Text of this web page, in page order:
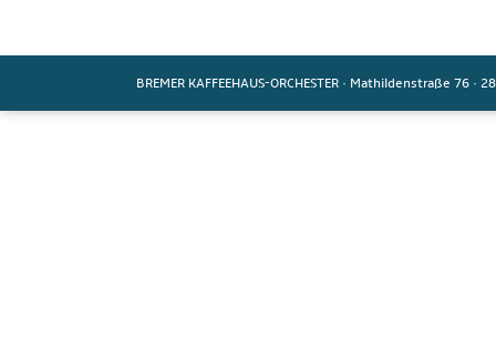
BREMER KAFFEEHAUS-ORCHESTER · Mathildenstraße 76 ·